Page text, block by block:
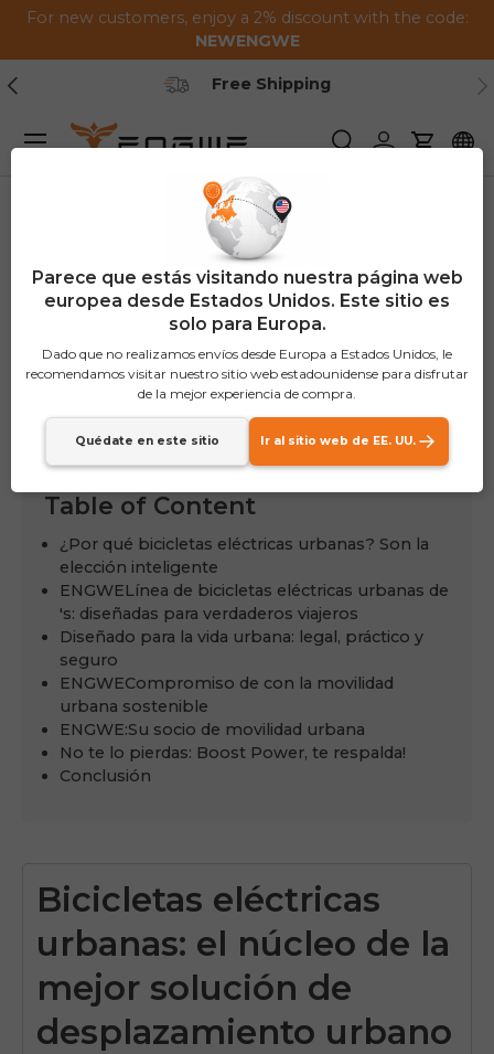
Saltar al contenido
For new customers, enjoy a 2% discount with the code:
NEWENGWE
Anterior
Secure Payment
BuscarIniciar sesión
Carrito
Menú
Table of Content
¿Por qué bicicletas eléctricas urbanas? Son la
elección inteligente
ENGWELínea de bicicletas eléctricas urbanas de
's: diseñadas para verdaderos viajeros
Diseñado para la vida urbana: legal, práctico y
seguro
ENGWECompromiso de con la movilidad
urbana sostenible
ENGWE:Su socio de movilidad urbana
No te lo pierdas: Boost Power, te respalda!
Conclusión
Bicicletas eléctricas
urbanas: el núcleo de la
mejor solución de
desplazamiento urbano
Parece que estás visitando nuestra página web
europea desde Estados Unidos. Este sitio es
solo para Europa.
Dado que no realizamos envíos desde Europa a Estados Unidos, le
recomendamos visitar nuestro sitio web estadounidense para disfrutar
de la mejor experiencia de compra.
Quédate en este sitio Ir al sitio web de EE. UU.